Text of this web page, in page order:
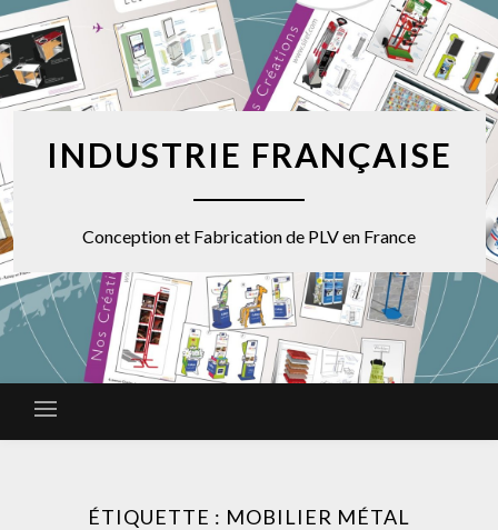
INDUSTRIE FRANÇAISE
Conception et Fabrication de PLV en France
ÉTIQUETTE : MOBILIER MÉTAL